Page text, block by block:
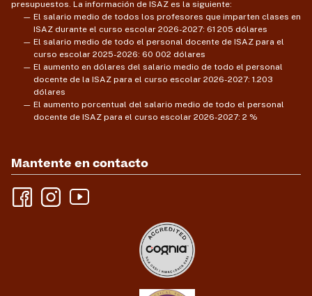
presupuestos. La información de ISAZ es la siguiente:
El salario medio de todos los profesores que imparten clases en
ISAZ durante el curso escolar 2026-2027: 61 205 dólares
El salario medio de todo el personal docente de ISAZ para el
curso escolar 2025-2026: 60 002 dólares
El aumento en dólares del salario medio de todo el personal
docente de la ISAZ para el curso escolar 2026-2027: 1.203
dólares
El aumento porcentual del salario medio de todo el personal
docente de ISAZ para el curso escolar 2026-2027: 2 %
Mantente en contacto